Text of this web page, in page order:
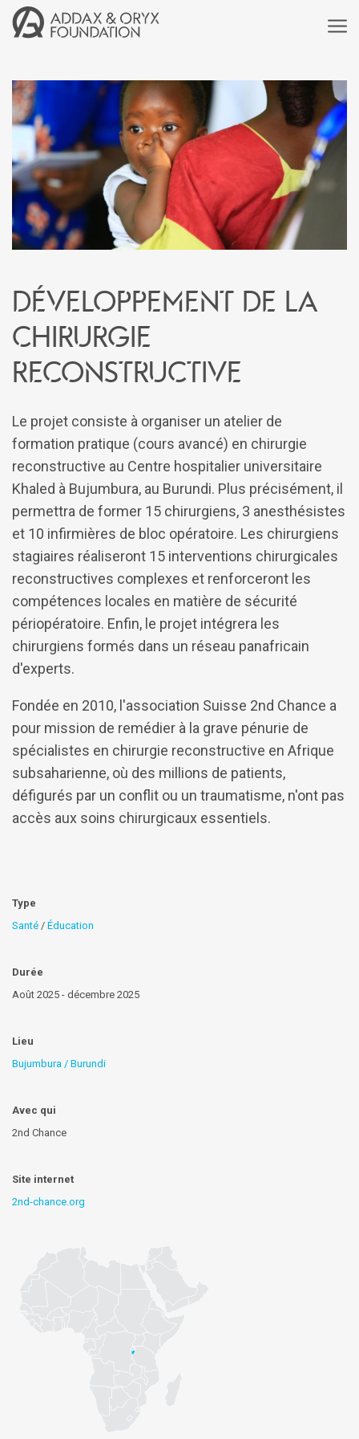
Développement de la
chirurgie
reconstructive
Le projet consiste à organiser un atelier de
formation pratique (cours avancé) en chirurgie
reconstructive au Centre hospitalier universitaire
Khaled à Bujumbura, au Burundi. Plus précisément, il
permettra de former 15 chirurgiens, 3 anesthésistes
et 10 infirmières de bloc opératoire. Les chirurgiens
stagiaires réaliseront 15 interventions chirurgicales
reconstructives complexes et renforceront les
compétences locales en matière de sécurité
périopératoire. Enfin, le projet intégrera les
chirurgiens formés dans un réseau panafricain
d'experts.
Fondée en 2010, l'association Suisse 2nd Chance a
pour mission de remédier à la grave pénurie de
spécialistes en chirurgie reconstructive en Afrique
subsaharienne, où des millions de patients,
défigurés par un conflit ou un traumatisme, n'ont pas
accès aux soins chirurgicaux essentiels.
Type
Santé / Éducation
Durée
Août 2025 - décembre 2025
Lieu
Bujumbura / Burundi
Avec qui
2nd Chance
Site internet
2nd-chance.org